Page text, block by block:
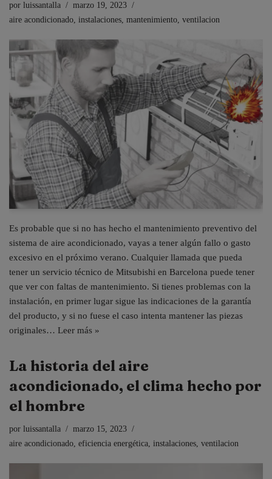
por luissantalla
marzo 19, 2023
aire acondicionado, instalaciones, mantenimiento, ventilacion
Es probable que si no has hecho el mantenimiento preventivo del
sistema de aire acondicionado, vayas a tener algún fallo o gasto
excesivo en el próximo verano. Cualquier llamada que pueda
tener un servicio técnico de Mitsubishi en Barcelona puede tener
que ver con faltas de mantenimiento. Si tienes problemas con la
instalación, en primer lugar sigue las indicaciones de la garantía
del producto, y si no fuese el caso intenta mantener las piezas
originales… Leer más »
La historia del aire
acondicionado, el clima hecho por
el hombre
por luissantalla
marzo 15, 2023
aire acondicionado eficiencia energética instalaciones ventilacion